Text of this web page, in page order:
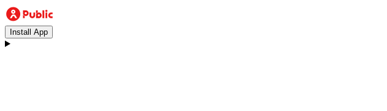
Install App